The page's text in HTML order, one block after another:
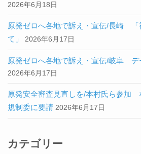
2026年6月18日
原発ゼロへ各地で訴え・宣伝/長崎 「
て」
2026年6月17日
原発ゼロへ各地で訴え・宣伝/岐阜 デ
2026年6月17日
原発安全審査見直しを/本村氏ら参加
規制委に要請 2026年6月17日
カテゴリー